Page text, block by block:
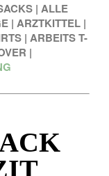
| ALLE
| ARZTKITTEL |
| ARBEITS T-
|